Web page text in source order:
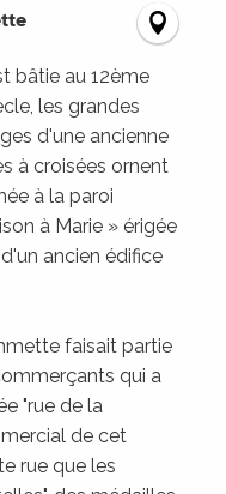
bâtie au 12ème
les grandes
d'une ancienne
à croisées ornent
à la paroi
à Marie » érigée
ancien édifice
faisait partie
qui a
"rue de la
de cet
rue que les